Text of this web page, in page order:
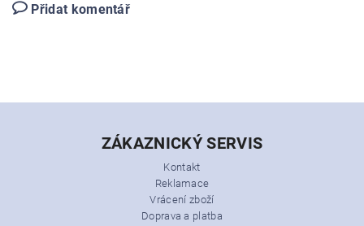
Přidat komentář
ZÁKAZNICKÝ SERVIS
Kontakt
Reklamace
Vrácení zboží
Doprava a platba